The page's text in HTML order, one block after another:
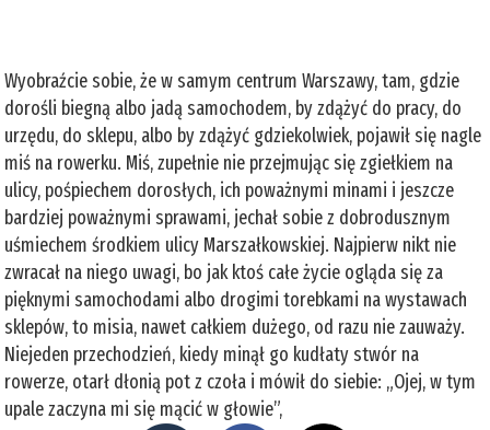
Wyobraźcie sobie, że w samym centrum Warszawy, tam, gdzie
dorośli biegną albo jadą samochodem, by zdążyć do pracy, do
urzędu, do sklepu, albo by zdążyć gdziekolwiek, pojawił się nagle
miś na rowerku. Miś, zupełnie nie przejmując się zgiełkiem na
ulicy, pośpiechem dorosłych, ich poważnymi minami i jeszcze
bardziej poważnymi sprawami, jechał sobie z dobrodusznym
uśmiechem środkiem ulicy Marszałkowskiej. Najpierw nikt nie
zwracał na niego uwagi, bo jak ktoś całe życie ogląda się za
pięknymi samochodami albo drogimi torebkami na wystawach
sklepów, to misia, nawet całkiem dużego, od razu nie zauważy.
Niejeden przechodzień, kiedy minął go kudłaty stwór na
rowerze, otarł dłonią pot z czoła i mówił do siebie: „Ojej, w tym
upale zaczyna mi się mącić w głowie”,